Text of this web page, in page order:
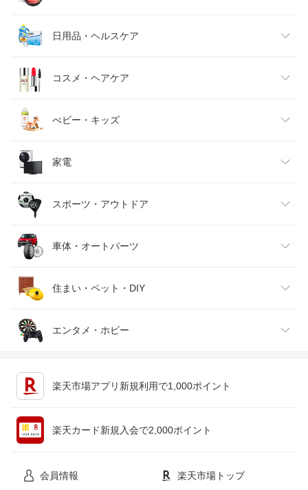
メンズファッション
キッズファッション
ベビーファッション
インナー・下着・ナイトウェア
バッグ・小物・ブランド雑貨
靴
腕時計
ジュエリー・アクセサリー
食品
スイーツ・お菓子
水・ソフトドリンク
ビール・洋酒
ワイン
日本酒・焼酎
日用品・ヘルスケア
日用品雑貨・文房具・手芸
ダイエット・健康
医薬品・コンタクト・介護
コスメ・ヘアケア
美容・コスメ・香水
べビー・キッズ
キッズ・ベビー・マタニティ
おもちゃ
家電
家電
TV・オーディオ・カメラ
スマートフォン・タブレット
パソコン・周辺機器
スポーツ・アウトドア
スポーツ・アウトドア
ゴルフ
車体・オートパーツ
車用品・バイク用品
車・バイク
住まい・ペット・DIY
インテリア・寝具・収納
エンタメ・ホビー
楽天市場アプリ新規利用で1,000ポイント
楽天カード新規入会で2,000ポイント
会員情報 楽天市場トップ